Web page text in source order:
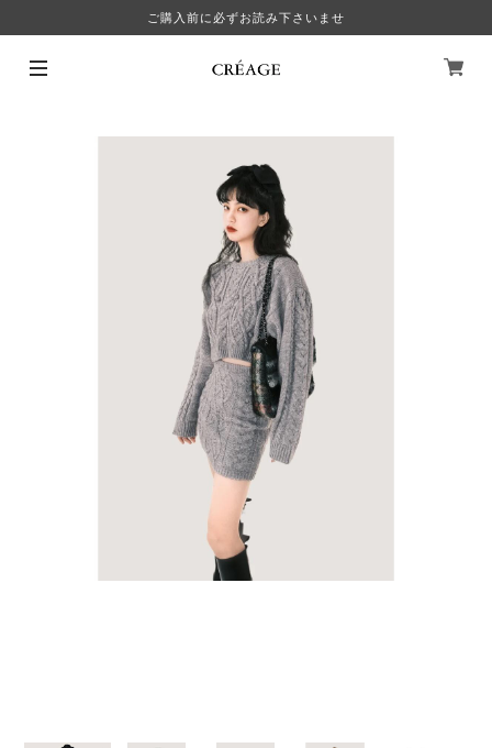
ご購入前に必ずお読み下さいませ